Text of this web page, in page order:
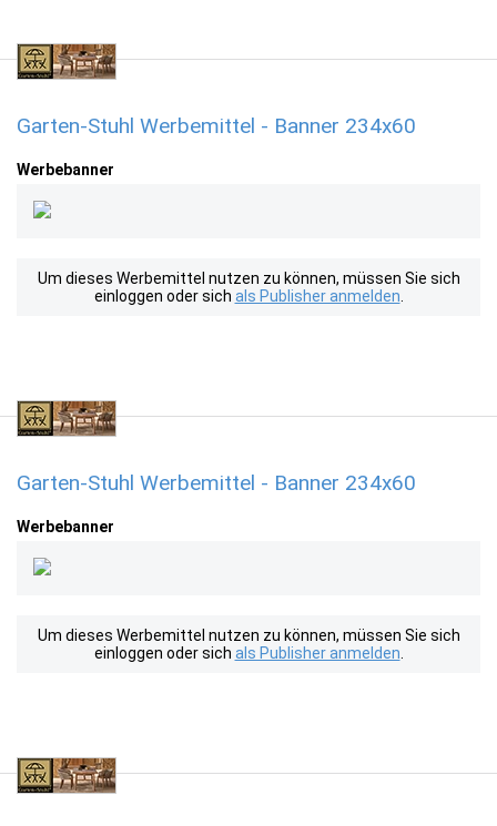
Garten-Stuhl Werbemittel - Banner 234x60
Werbebanner
Um dieses Werbemittel nutzen zu können, müssen Sie sich
einloggen oder sich als Publisher anmelden
Garten-Stuhl Werbemittel - Banner 234x60
Werbebanner
Um dieses Werbemittel nutzen zu können, müssen Sie sich
einloggen oder sich als Publisher anmelden